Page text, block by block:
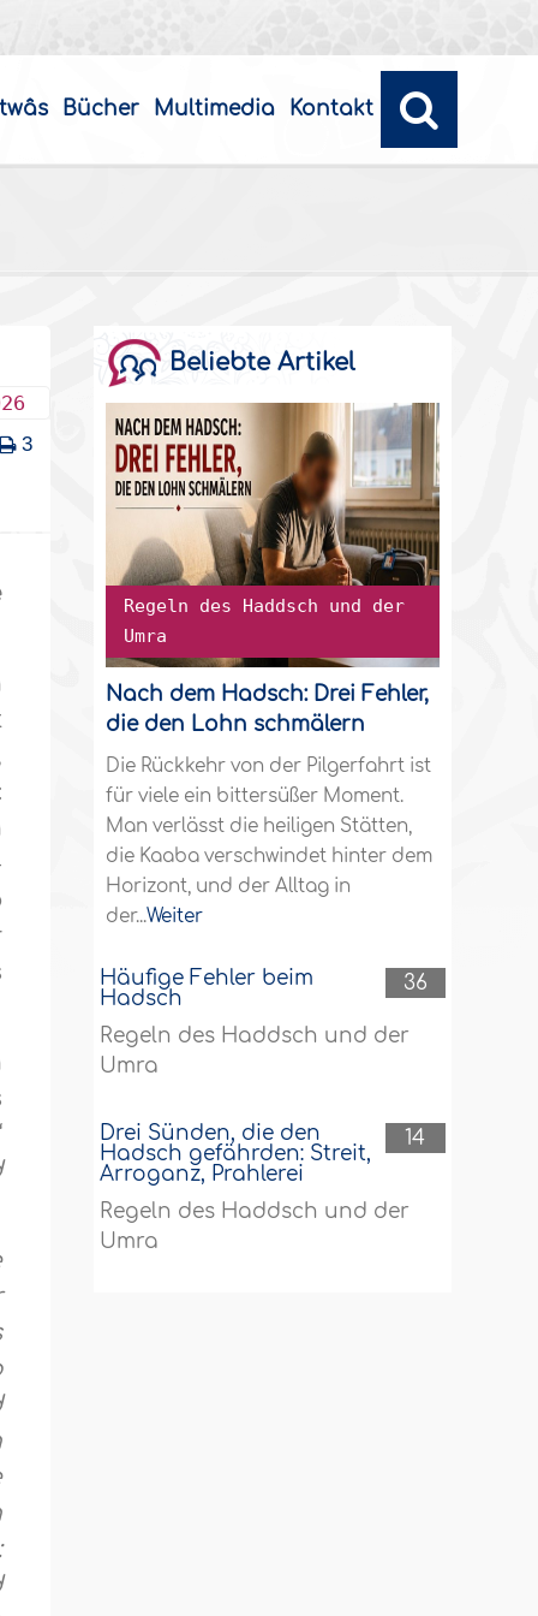
Bücher Multimedia Kontakt
3
Beliebte Artikel
Regeln des Haddsch und der
Umra
Nach dem Hadsch: Drei Fehler,
die den Lohn schmälern
Die Rückkehr von der Pilgerfahrt ist
für viele ein bittersüßer Moment.
Man verlässt die heiligen Stätten,
die Kaaba verschwindet hinter dem
Horizont, und der Alltag in
der...Weiter
36
Häufige Fehler beim
Hadsch
Regeln des Haddsch und der
Umra
14
Drei Sünden, die den
Hadsch gefährden: Streit,
Arroganz, Prahlerei
Regeln des Haddsch und der
Umra